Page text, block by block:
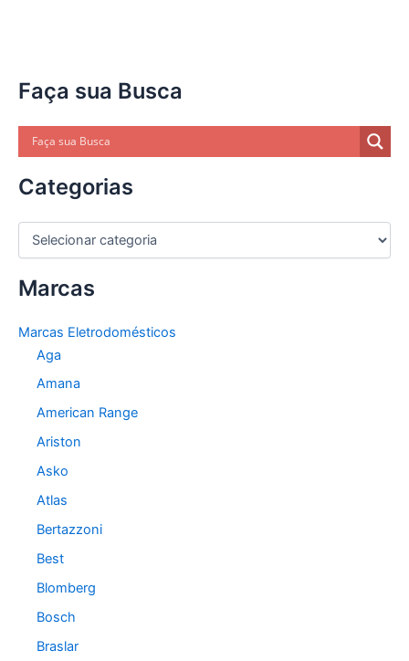
Faça sua Busca
Categorias
C
e
r
Marcas
Marcas Eletrodomésticos
Aga
Amana
American Range
Ariston
Asko
Atlas
Bertazzoni
Best
Blomberg
Bosch
Braslar